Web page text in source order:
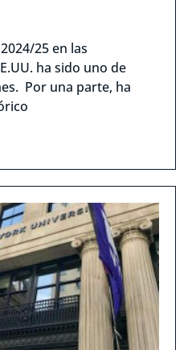
25 en las
ha sido uno de
Por una parte, ha